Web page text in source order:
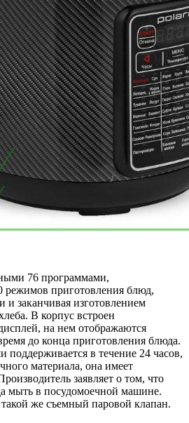
76 программами,
режимов приготовления блюд,
и заканчивая изготовлением
В корпус встроен
на нем отображаются
до конца приготовления блюда.
поддерживается в течение 24 часов,
материала, она имеет
заявляет о том, что
мыть в посудомоечной машине.
же съемный паровой клапан.